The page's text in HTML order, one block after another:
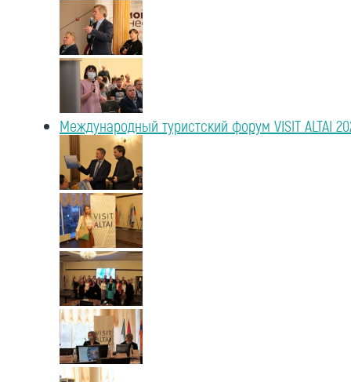
Международный туристский форум VISIT ALTAI